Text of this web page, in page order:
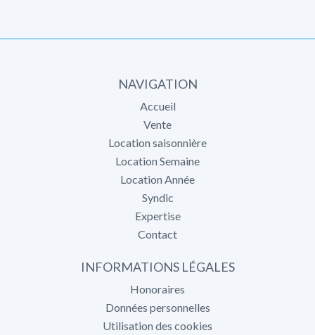
NAVIGATION
Accueil
Vente
Location saisonnière
Location Semaine
Location Année
Syndic
Expertise
Contact
INFORMATIONS LÉGALES
Honoraires
Données personnelles
Utilisation des cookies